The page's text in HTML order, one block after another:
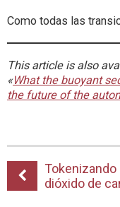
Como todas las
This article is also
«What the buoyant
the future of the
Tokenizando
dióxido de